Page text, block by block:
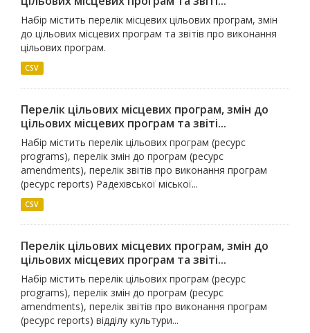
Набір містить перелік місцевих цільових програм, змін
до цільових місцевих програм та звітів про виконання
цільових програм.
CSV
Перелік цільових місцевих програм, змін до
цільових місцевих програм та звіті...
Набір містить перелік цільових програм (ресурс
programs), перелік змін до програм (ресурс
amendments), перелік звітів про виконання програм
(ресурс reports) Радехівської міської...
CSV
Перелік цільових місцевих програм, змін до
цільових місцевих програм та звіті...
Набір містить перелік цільових програм (ресурс
programs), перелік змін до програм (ресурс
amendments), перелік звітів про виконання програм
(ресурс reports) відділу культури...